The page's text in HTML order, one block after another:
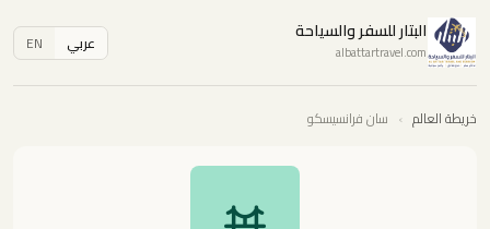
البتار للسفر والسياحة
albattartravel.com عربي EN
خريطة العالم › سان فرانسيسكو